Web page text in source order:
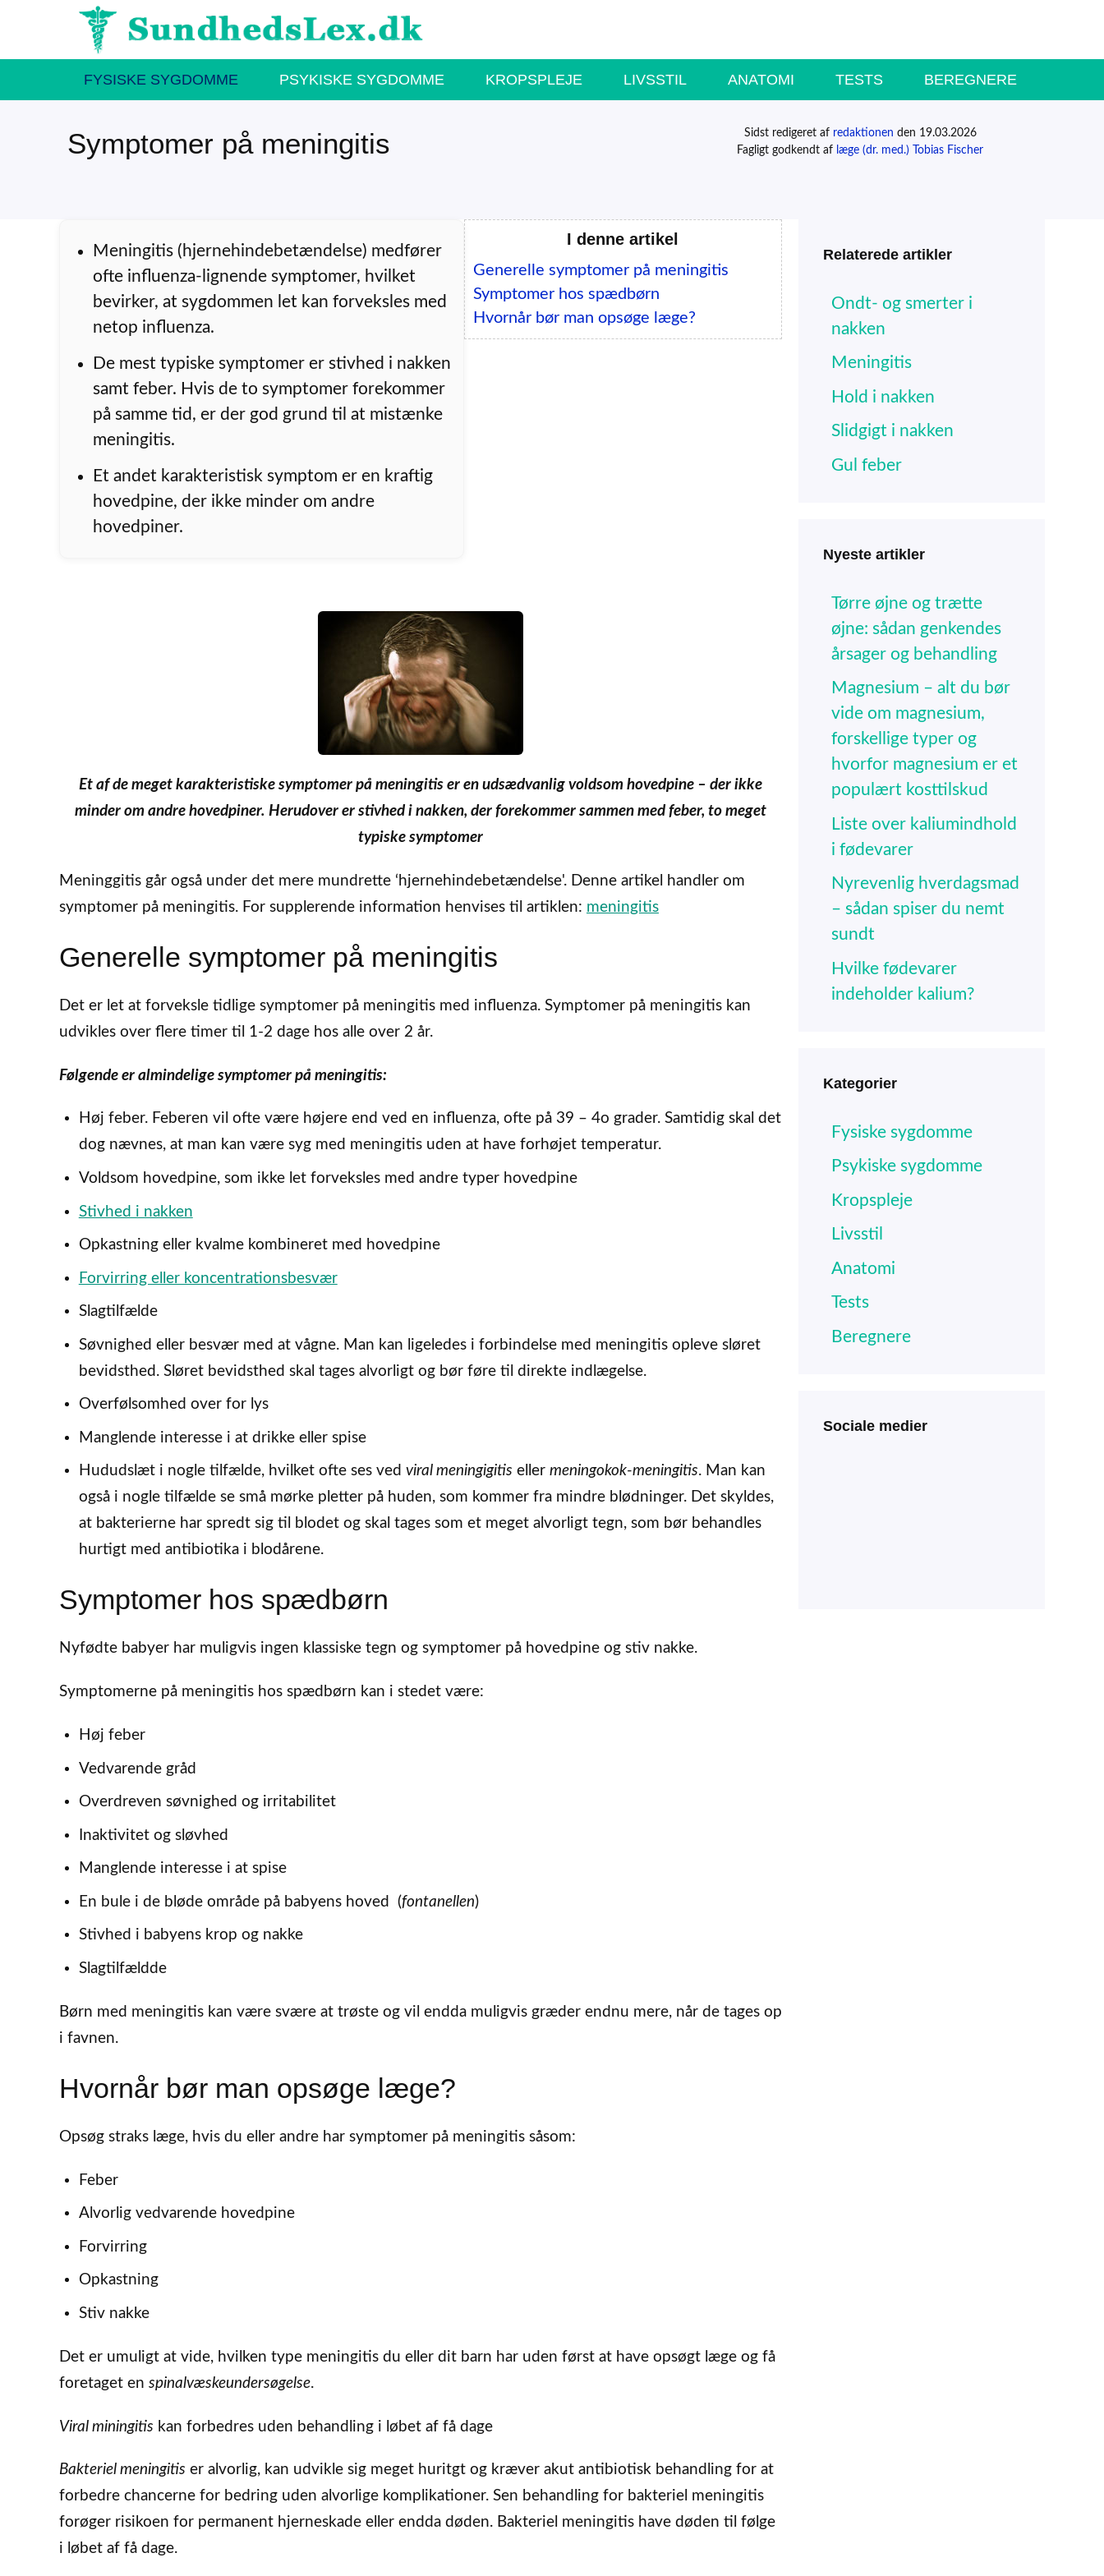
indhold
FYSISKE SYGDOMME PSYKISKE SYGDOMME KROPSPLEJE LIVSSTIL ANATOMI TESTS BEREGNERE
Symptomer på meningitis Sidst redigeret af redaktionen den 19.03.2026
Fagligt godkendt af læge (dr. med.) Tobias Fischer
Meningitis (hjernehindebetændelse) medfører
ofte influenza-lignende symptomer, hvilket
bevirker, at sygdommen let kan forveksles med
netop influenza.
De mest typiske symptomer er stivhed i nakken
samt feber. Hvis de to symptomer forekommer
på samme tid, er der god grund til at mistænke
meningitis.
Et andet karakteristisk symptom er en kraftig
hovedpine, der ikke minder om andre
hovedpiner.
I denne artikel
Generelle symptomer på meningitis
Symptomer hos spædbørn
Hvornår bør man opsøge læge?
Et af de meget karakteristiske symptomer på meningitis er en udsædvanlig voldsom hovedpine – der ikke
minder om andre hovedpiner. Herudover er stivhed i nakken, der forekommer sammen med feber, to meget
typiske symptomer
Meninggitis går også under det mere mundrette ‘hjernehindebetændelse'. Denne artikel handler om
symptomer på meningitis. For supplerende information henvises til artiklen: meningitis
Generelle symptomer på meningitis
Det er let at forveksle tidlige symptomer på meningitis med influenza. Symptomer på meningitis kan
udvikles over flere timer til 1-2 dage hos alle over 2 år.
Følgende er almindelige symptomer på meningitis:
Høj feber. Feberen vil ofte være højere end ved en influenza, ofte på 39 – 4o grader. Samtidig skal det
dog nævnes, at man kan være syg med meningitis uden at have forhøjet temperatur.
Voldsom hovedpine, som ikke let forveksles med andre typer hovedpine
Stivhed i nakken
Opkastning eller kvalme kombineret med hovedpine
Forvirring eller koncentrationsbesvær
Slagtilfælde
Søvnighed eller besvær med at vågne. Man kan ligeledes i forbindelse med meningitis opleve sløret
bevidsthed. Sløret bevidsthed skal tages alvorligt og bør føre til direkte indlægelse.
Overfølsomhed over for lys
Manglende interesse i at drikke eller spise
Hududslæt i nogle tilfælde, hvilket ofte ses ved viral meningigitis eller meningokok-meningitis. Man kan
også i nogle tilfælde se små mørke pletter på huden, som kommer fra mindre blødninger. Det skyldes,
at bakterierne har spredt sig til blodet og skal tages som et meget alvorligt tegn, som bør behandles
hurtigt med antibiotika i blodårene.
Symptomer hos spædbørn
Nyfødte babyer har muligvis ingen klassiske tegn og symptomer på hovedpine og stiv nakke.
Symptomerne på meningitis hos spædbørn kan i stedet være:
Høj feber
Vedvarende gråd
Overdreven søvnighed og irritabilitet
Inaktivitet og sløvhed
Manglende interesse i at spise
En bule i de bløde område på babyens hoved (fontanellen)
Stivhed i babyens krop og nakke
Slagtilfældde
Børn med meningitis kan være svære at trøste og vil endda muligvis græder endnu mere, når de tages op
i favnen.
Hvornår bør man opsøge læge?
Opsøg straks læge, hvis du eller andre har symptomer på meningitis såsom:
Feber
Alvorlig vedvarende hovedpine
Forvirring
Opkastning
Stiv nakke
Det er umuligt at vide, hvilken type meningitis du eller dit barn har uden først at have opsøgt læge og få
foretaget en spinalvæskeundersøgelse.
Viral miningitis kan forbedres uden behandling i løbet af få dage
Bakteriel meningitis er alvorlig, kan udvikle sig meget huritgt og kræver akut antibiotisk behandling for at
forbedre chancerne for bedring uden alvorlige komplikationer. Sen behandling for bakteriel meningitis
forøger risikoen for permanent hjerneskade eller endda døden. Bakteriel meningitis have døden til følge
i løbet af få dage.
Relaterede artikler
Ondt- og smerter i
nakken
Meningitis
Hold i nakken
Slidgigt i nakken
Gul feber
Nyeste artikler
Tørre øjne og trætte
øjne: sådan genkendes
årsager og behandling
Magnesium – alt du bør
vide om magnesium,
forskellige typer og
hvorfor magnesium er et
populært kosttilskud
Liste over kaliumindhold
i fødevarer
Nyrevenlig hverdagsmad
– sådan spiser du nemt
sundt
Hvilke fødevarer
indeholder kalium?
Kategorier
Fysiske sygdomme
Psykiske sygdomme
Kropspleje
Livsstil
Anatomi
Tests
Beregnere
Sociale medier